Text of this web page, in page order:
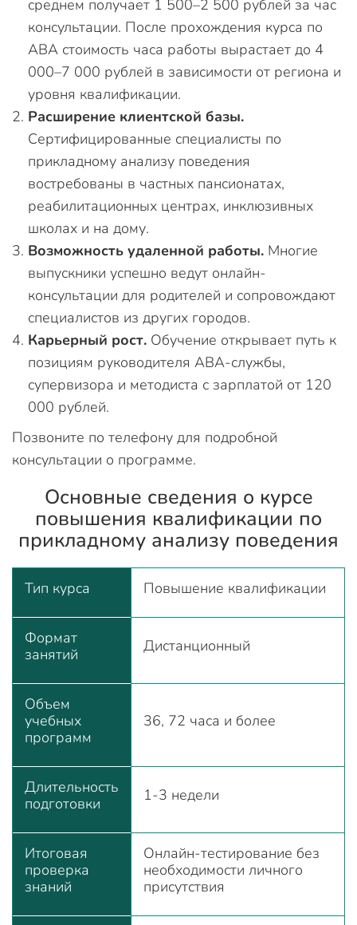
среднем получает 1 500–2 500 рублей за час
консультации. После прохождения курса по
ABA стоимость часа работы вырастает до 4
000–7 000 рублей в зависимости от региона и
уровня квалификации.
Расширение клиентской базы.
Сертифицированные специалисты по
прикладному анализу поведения
востребованы в частных пансионатах,
реабилитационных центрах, инклюзивных
школах и на дому.
Возможность удаленной работы. Многие
выпускники успешно ведут онлайн-
консультации для родителей и сопровождают
специалистов из других городов.
Карьерный рост. Обучение открывает путь к
позициям руководителя ABA-службы,
супервизора и методиста с зарплатой от 120
000 рублей.
Позвоните по телефону для подробной
консультации о программе.
Основные сведения о курсе
повышения квалификации по
прикладному анализу поведения
Тип курса Повышение квалификации
Формат
занятий
Дистанционный
Объем
учебных
программ
36, 72 часа и более
Длительность
подготовки
1-3 недели
Итоговая
проверка
знаний
Онлайн-тестирование без
необходимости личного
присутствия